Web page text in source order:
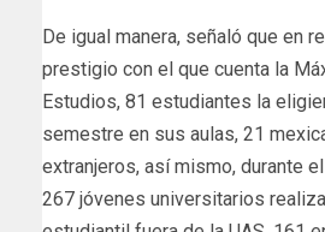
De igual manera, señaló que en
prestigio con el que cuenta la
Estudios, 81 estudiantes la
semestre en sus aulas, 21
extranjeros, así mismo, durante
267 jóvenes universitarios